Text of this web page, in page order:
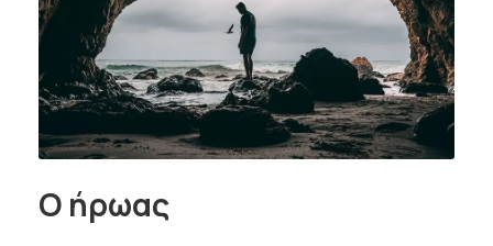
Ο ήρωας